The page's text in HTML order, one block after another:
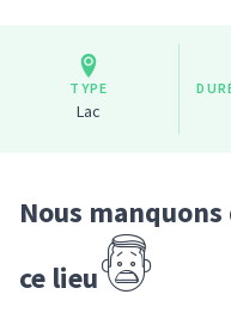
TYPE
Lac
Nous
ce lieu